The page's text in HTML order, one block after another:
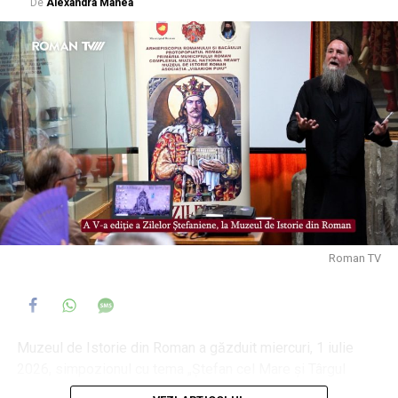
De Alexandra Manea
Roman TV
Romanului”, manifestare care dă startul celei de-a V-a